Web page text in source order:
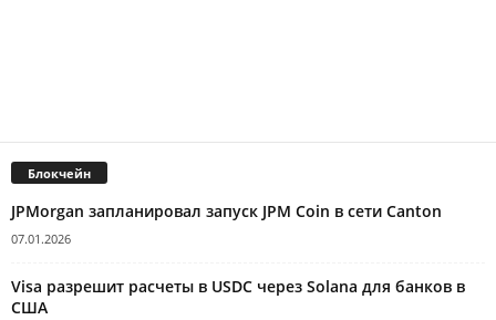
Блокчейн
JPMorgan запланировал запуск JPM Coin в сети Canton
07.01.2026
Visa разрешит расчеты в USDC через Solana для банков в
США